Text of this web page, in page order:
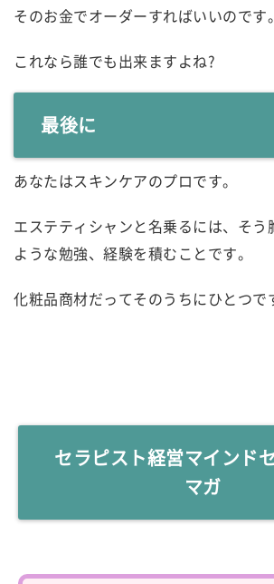
そのお金でオーダーすればいいのです。
これなら誰でも出来ますよね?
最後に
あなたはスキンケアのプロです。
エステティシャンと名乗るには、そう
ような勉強、経験を積むことです。
化粧品商材だってそのうちにひとつで
セラピスト経営マインド
マガ